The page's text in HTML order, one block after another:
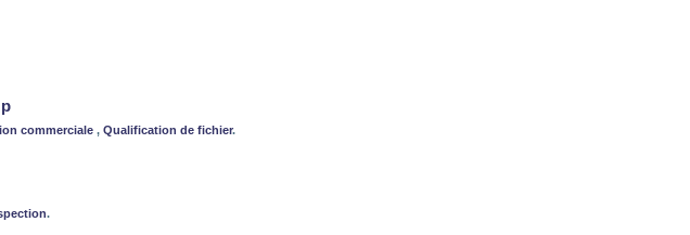
commerciale , Qualification de fichier.
.